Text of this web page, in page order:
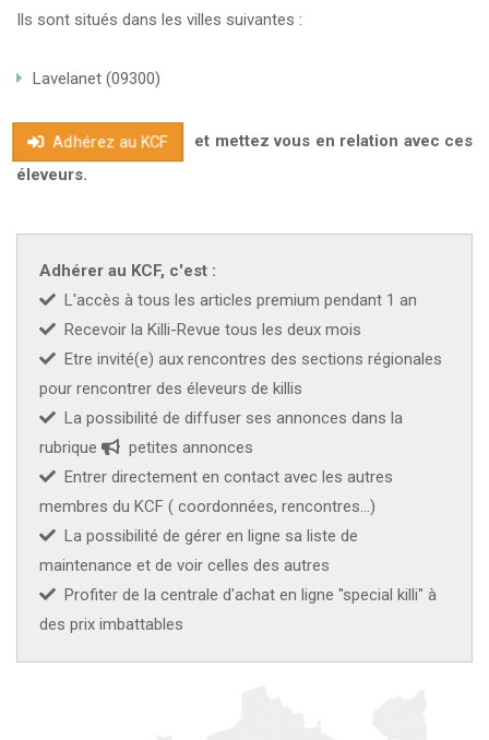
Ils sont situés dans les villes suivantes :
Lavelanet (09300)
Adhérez au KCF
et mettez vous en relation avec ces
éleveurs.
Adhérer au KCF, c'est :
L'accès à tous les articles premium pendant 1 an
Recevoir la Killi-Revue tous les deux mois
Etre invité(e) aux rencontres des sections régionales
pour rencontrer des éleveurs de killis
La possibilité de diffuser ses annonces dans la
rubrique
petites annonces
Entrer directement en contact avec les autres
membres du KCF ( coordonnées, rencontres...)
La possibilité de gérer en ligne sa liste de
maintenance et de voir celles des autres
Profiter de la centrale d'achat en ligne "special killi" à
des prix imbattables